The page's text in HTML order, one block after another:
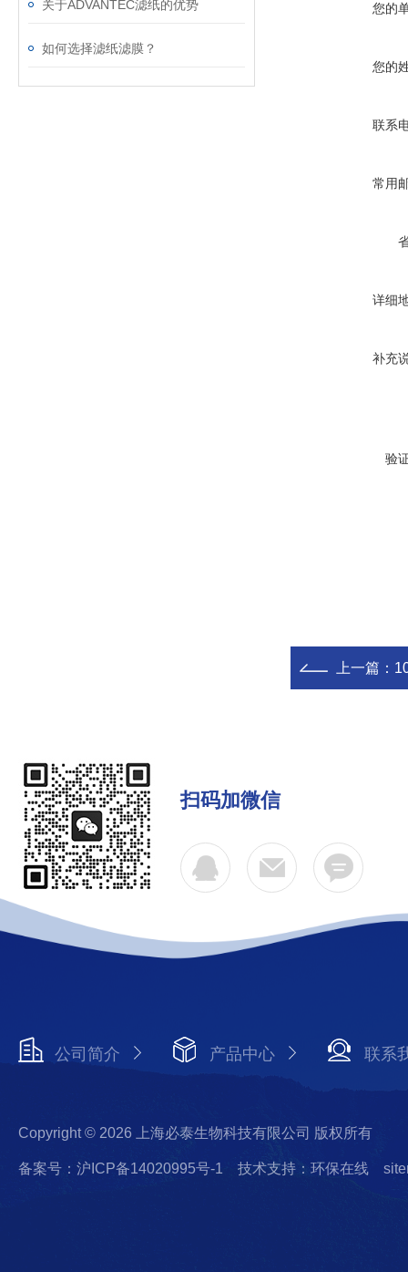
关于ADVANTEC滤纸的优势
如何选择滤纸滤膜？
您的
您的
联系
常用
详细
补充
验
上一篇：
扫码加微信
公司简介 产品中心 联系
Copyright © 2026 上海必泰生物科技有限公司 版权所有
备案号：沪ICP备14020995号-1 技术支持：环保在线